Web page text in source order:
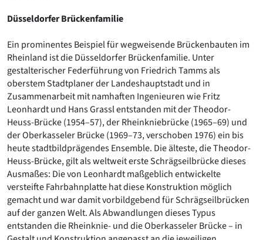
Düsseldorfer Brückenfamilie
Ein prominentes Beispiel für wegweisende Brückenbauten im
Rheinland ist die Düsseldorfer Brückenfamilie. Unter
gestalterischer Federführung von Friedrich Tamms als
oberstem Stadtplaner der Landeshauptstadt und in
Zusammenarbeit mit namhaften Ingenieuren wie Fritz
Leonhardt und Hans Grassl entstanden mit der Theodor-
Heuss-Brücke (1954–57), der Rheinkniebrücke (1965–69) und
der Oberkasseler Brücke (1969–73, verschoben 1976) ein bis
heute stadtbildprägendes Ensemble. Die älteste, die Theodor-
Heuss-Brücke, gilt als weltweit erste Schrägseilbrücke dieses
Ausmaßes: Die von Leonhardt maßgeblich entwickelte
versteifte Fahrbahnplatte hat diese Konstruktion möglich
gemacht und war damit vorbildgebend für Schrägseilbrücken
auf der ganzen Welt. Als Abwandlungen dieses Typus
entstanden die Rheinknie- und die Oberkasseler Brücke – in